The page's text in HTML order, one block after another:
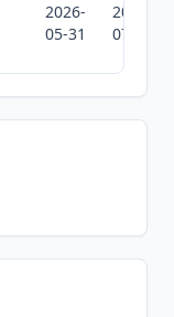
2026-
05-31
2026-
07-10